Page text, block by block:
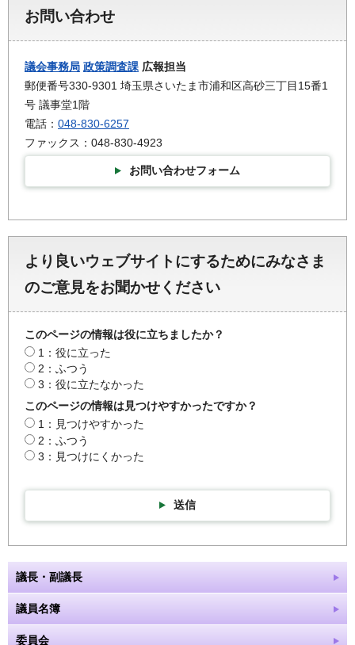
お問い合わせ
議会事務局 政策調査課 広報担当
郵便番号330-9301 埼玉県さいたま市浦和区高砂三丁目15番1
号 議事堂1階
電話： 048-830-6257
ファックス：048-830-4923
お問い合わせフォーム
より良いウェブサイトにするためにみなさま
のご意見をお聞かせください
このページの情報は役に立ちましたか？
1：役に立った
2：ふつう
3：役に立たなかった
このページの情報は見つけやすかったですか？
1：見つけやすかった
2：ふつう
3：見つけにくかった
送信
議長・副議長
議員名簿
委員会